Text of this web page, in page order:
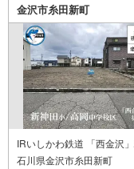
金沢市糸田新町
IRいしかわ鉄道 「西金沢
石川県金沢市糸田新町